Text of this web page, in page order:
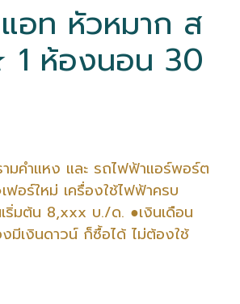
อท หัวหมาก ส
1 ห้องนอน 30
มคำแหง และ รถไฟฟ้าแอร์พอร์ต
อร์ใหม่ เครื่องใช้ไฟฟ้าครบ
ริ่มต้น 8,xxx บ./ด. ●เงินเดือน
มีเงินดาวน์ ก็ซื้อได้ ไม่ต้องใช้